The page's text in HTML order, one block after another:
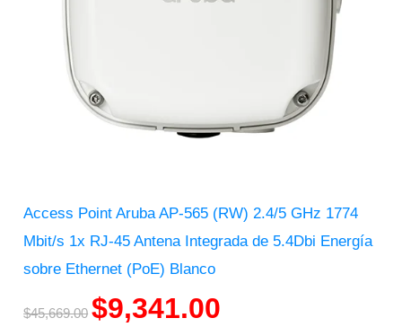
Access Point Aruba AP-565 (RW) 2.4/5 GHz 1774
Mbit/s 1x RJ-45 Antena Integrada de 5.4Dbi Energía
sobre Ethernet (PoE) Blanco
$45,669.00 $9,341.00